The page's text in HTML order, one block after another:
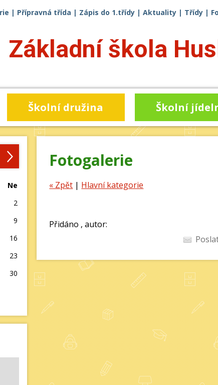
| Přípravná třída | Zápis do 1.třídy | Aktuality | Třídy |
Základní škola
Školní družina Školní
Fotogalerie
« Zpět | Hlavní kategorie
Přidáno , autor:
Ne
2
9
16
23
30